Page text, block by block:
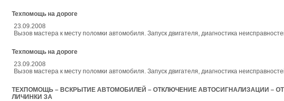
Техпомощь на дороге
23.09.2008
Вызов мастера к месту поломки автомобиля. Запуск двигателя, диагностика
Техпомощь на дороге
23.09.2008
Вызов мастера к месту поломки автомобиля. Запуск двигателя, диагностика
ТЕХПОМОЩЬ – ВСКРЫТИЕ АВТОМОБИЛЕЙ – ОТКЛЮЧЕНИЕ АВТОСИГНАЛИЗАЦИИ –
ЛИЧИНКИ ЗА